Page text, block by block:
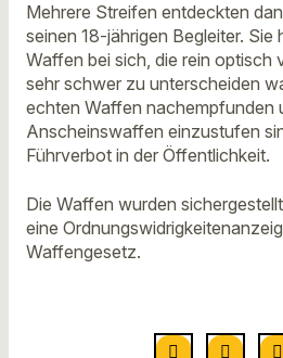
Mehrere Streifen entdeckten
seinen 18-jährigen Begleiter.
Waffen bei sich, die rein optisch
sehr schwer zu unterscheiden
echten Waffen nachempfunden
Anscheinswaffen einzustufen
Führverbot in der Öffentlichkeit.
Die Waffen wurden
eine
Waffengesetz.